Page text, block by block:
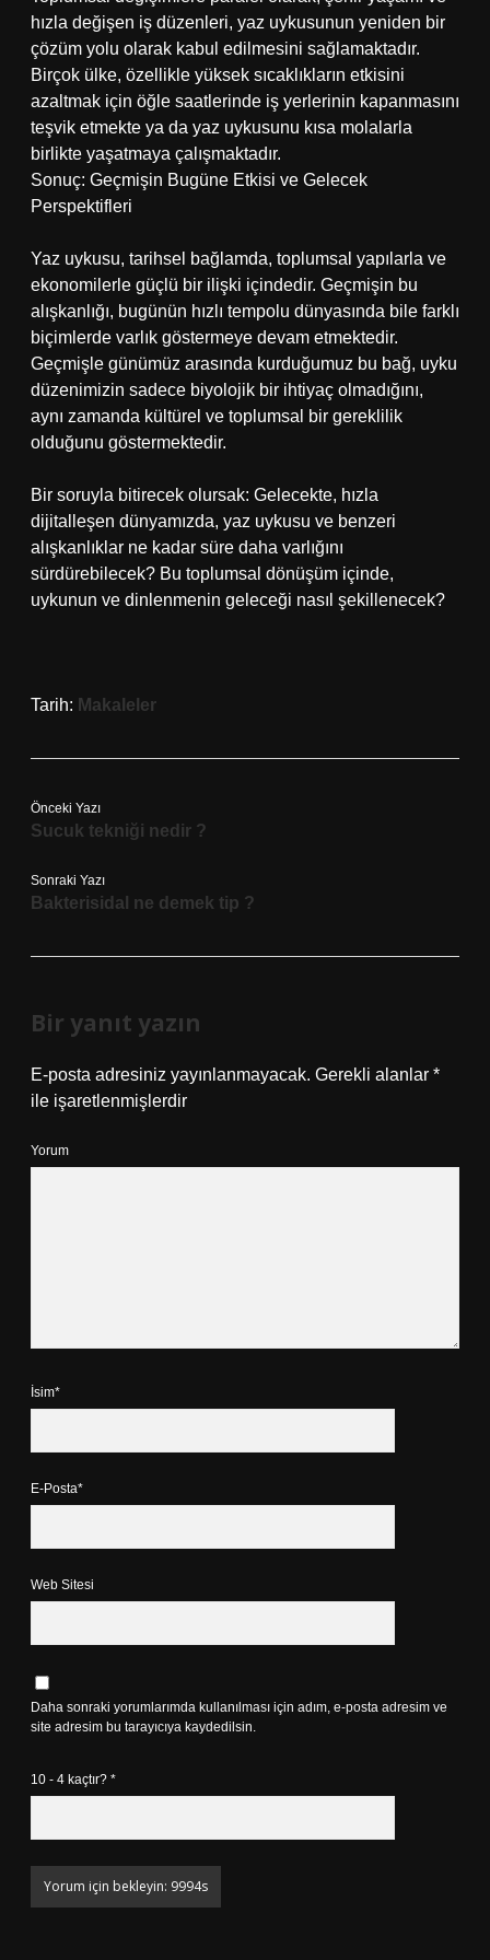
hızla değişen iş düzenleri, yaz uykusunun yeniden bir
çözüm yolu olarak kabul edilmesini sağlamaktadır.
Birçok ülke, özellikle yüksek sıcaklıkların etkisini
azaltmak için öğle saatlerinde iş yerlerinin kapanmasını
teşvik etmekte ya da yaz uykusunu kısa molalarla
birlikte yaşatmaya çalışmaktadır.
Sonuç: Geçmişin Bugüne Etkisi ve Gelecek
Perspektifleri
Yaz uykusu, tarihsel bağlamda, toplumsal yapılarla ve
ekonomilerle güçlü bir ilişki içindedir. Geçmişin bu
alışkanlığı, bugünün hızlı tempolu dünyasında bile farklı
biçimlerde varlık göstermeye devam etmektedir.
Geçmişle günümüz arasında kurduğumuz bu bağ, uyku
düzenimizin sadece biyolojik bir ihtiyaç olmadığını,
aynı zamanda kültürel ve toplumsal bir gereklilik
olduğunu göstermektedir.
Bir soruyla bitirecek olursak: Gelecekte, hızla
dijitalleşen dünyamızda, yaz uykusu ve benzeri
alışkanlıklar ne kadar süre daha varlığını
sürdürebilecek? Bu toplumsal dönüşüm içinde,
uykunun ve dinlenmenin geleceği nasıl şekillenecek?
Tarih: Makaleler
Önceki Yazı
Sucuk tekniği nedir ?
Sonraki Yazı
Bakterisidal ne demek tip ?
Bir yanıt yazın
E-posta adresiniz yayınlanmayacak. Gerekli alanlar *
ile işaretlenmişlerdir
Yorum
İsim*
E-Posta*
Web Sitesi
Daha sonraki yorumlarımda kullanılması için adım, e-posta adresim ve
site adresim bu tarayıcıya kaydedilsin.
10 - 4 kaçtır? *